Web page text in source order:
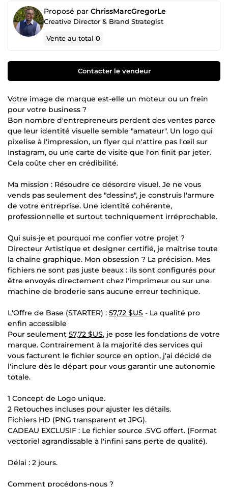
Proposé par ChrissMarcGregorLe
Creative Director & Brand Strategist
Vente au total0
Contacter le vendeur
Votre image de marque est-elle un moteur ou un frein
pour votre business ?
Bon nombre d'entrepreneurs perdent des ventes parce
que leur identité visuelle semble "amateur". Un logo qui
pixelise à l'impression, un flyer qui n'attire pas l'œil sur
Instagram, ou une carte de visite que l'on finit par jeter.
Cela coûte cher en crédibilité.
Ma mission : Résoudre ce désordre visuel. Je ne vous
vends pas seulement des "dessins", je construis l'armure
de votre entreprise. Une identité cohérente,
professionnelle et surtout techniquement irréprochable.
Qui suis-je et pourquoi me confier votre projet ?
Directeur Artistique et designer certifié, je maîtrise toute
la chaîne graphique. Mon obsession ? La précision. Mes
fichiers ne sont pas juste beaux : ils sont configurés pour
être envoyés directement chez l'imprimeur ou sur une
machine de broderie sans aucune erreur technique.
L'Offre de Base (STARTER) : 57,72 $US - La qualité pro
enfin accessible
Pour seulement 57,72 $US, je pose les fondations de votre
marque. Contrairement à la majorité des services qui
vous facturent le fichier source en option, j'ai décidé de
l'inclure dès le départ pour vous garantir une autonomie
totale.
1 Concept de Logo unique.
2 Retouches incluses pour ajuster les détails.
Fichiers HD (PNG transparent et JPG).
CADEAU EXCLUSIF : Le fichier source .SVG offert. (Format
vectoriel agrandissable à l'infini sans perte de qualité).
Délai : 2 jours.
Comment procédons-nous ?